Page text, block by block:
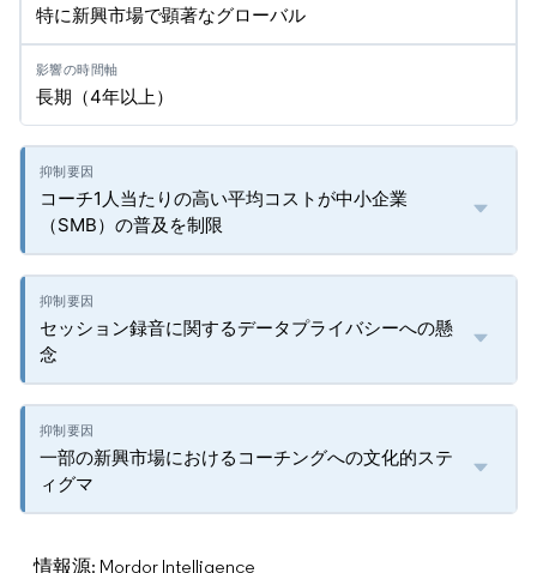
特に新興市場で顕著なグローバル
長期（4年以上）
コーチ1人当たりの高い平均コストが中小企業
（SMB）の普及を制限
セッション録音に関するデータプライバシーへの懸
念
一部の新興市場におけるコーチングへの文化的ステ
ィグマ
情報源: Mordor Intelligence